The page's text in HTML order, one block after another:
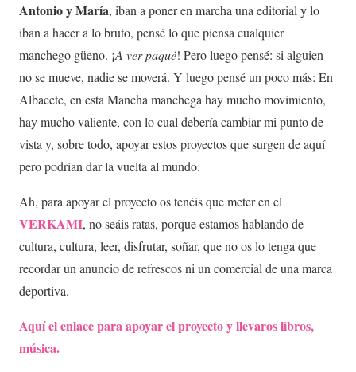
Antonio y María, iban a poner en marcha una editorial y lo
iban a hacer a lo bruto, pensé lo que piensa cualquier
manchego güeno. ¡A ver paqué! Pero luego pensé: si alguien
no se mueve, nadie se moverá. Y luego pensé un poco más: En
Albacete, en esta Mancha manchega hay mucho movimiento,
hay mucho valiente, con lo cual debería cambiar mi punto de
vista y, sobre todo, apoyar estos proyectos que surgen de aquí
pero podrían dar la vuelta al mundo.
Ah, para apoyar el proyecto os tenéis que meter en el
VERKAMI, no seáis ratas, porque estamos hablando de
cultura, cultura, leer, disfrutar, soñar, que no os lo tenga que
recordar un anuncio de refrescos ni un comercial de una marca
deportiva.
Aquí el enlace para apoyar el proyecto y llevaros libros,
música.